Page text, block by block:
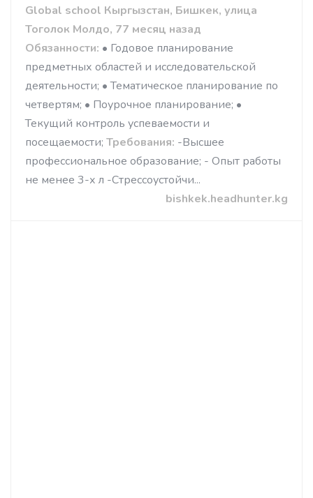
Global school Кыргызстан, Бишкек, улица
Тоголок Молдо, 77 месяц назад
Обязанности: • Годовое планирование
предметных областей и исследовательской
деятельности; • Тематическое планирование по
четвертям; • Поурочное планирование; •
Текущий контроль успеваемости и
посещаемости; Требования: -Высшее
профессиональное образование; - Опыт работы
не менее 3-х л -Стрессоустойчи...
bishkek.headhunter.kg